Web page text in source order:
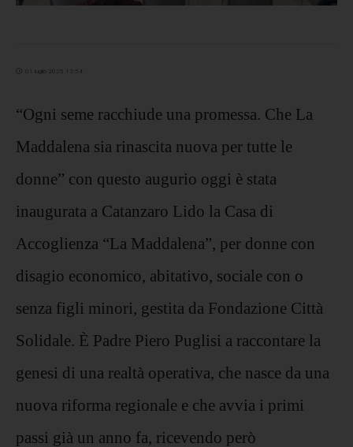
01 luglio 2025 12:54
“Ogni seme racchiude una promessa. Che La
Maddalena sia rinascita nuova per tutte le
donne” con questo augurio oggi è stata
inaugurata a Catanzaro Lido la Casa di
Accoglienza “La Maddalena”, per donne con
disagio economico, abitativo, sociale con o
senza figli minori, gestita da Fondazione Città
Solidale. È Padre Piero Puglisi a raccontare la
genesi di una realtà operativa, che nasce da una
nuova riforma regionale e che avvia i primi
passi già un anno fa, ricevendo però